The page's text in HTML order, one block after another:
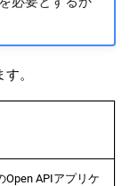
。
Open APIアプリケ